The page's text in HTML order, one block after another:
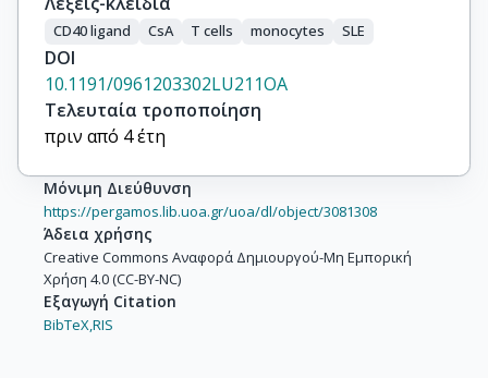
CD40 ligand CsA T cells monocytes SLE
DOI
10.1191/0961203302LU211OA
Τελευταία τροποποίηση
πριν από 4 έτη
Μόνιμη Διεύθυνση
https://pergamos.lib.uoa.gr/uoa/dl/object/3081308
Άδεια χρήσης
Creative Commons Αναφορά Δημιουργού-Μη Εμπορική
Χρήση 4.0 (CC-BY-NC)
Εξαγωγή Citation
BibTeX,RIS